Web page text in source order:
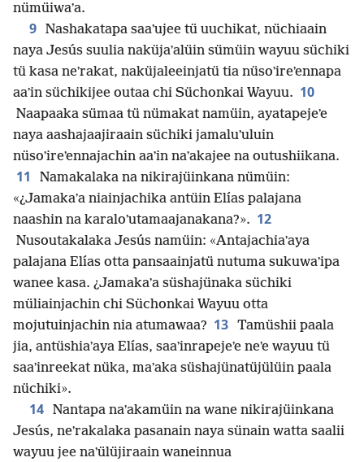
nümüiwaʼa.
9 Nashakatapa saaʼujee tü uuchikat, nüchiaain
naya Jesús suulia naküjaʼalüin sümüin wayuu süchiki
tü kasa neʼrakat, naküjaleeinjatü tia nüsoʼireʼennapa
aaʼin süchikijee outaa chi Süchonkai Wayuu. 10
Naapaaka sümaa tü nümakat namüin, ayatapejeʼe
naya aashajaajiraain süchiki jamaluʼuluin
nüsoʼireʼennajachin aaʼin naʼakajee na outushiikana.
11
Namakalaka na nikirajüinkana nümüin:
«¿Jamakaʼa niainjachika antüin Elías palajana
naashin na karaloʼutamaajanakana?». 12
Nusoutakalaka Jesús namüin: «Antajachiaʼaya
palajana Elías otta pansaainjatü nutuma sukuwaʼipa
wanee kasa. ¿Jamakaʼa süshajünaka süchiki
müliainjachin chi Süchonkai Wayuu otta
mojutuinjachin nia atumawaa? 13 Tamüshii paala
jia, antüshiaʼaya Elías, saaʼinrapejeʼe neʼe wayuu tü
saaʼinreekat nüka, maʼaka süshajünatüjülüin paala
nüchiki».
14 Nantapa naʼakamüin na wane nikirajüinkana
Jesús, neʼrakalaka pasanain naya sünain watta saalii
wayuu jee naʼülüjiraain waneinnua